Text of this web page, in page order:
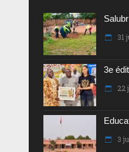
31
3e
22
3